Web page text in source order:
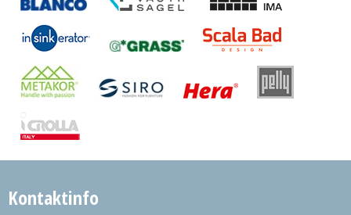
Kontaktinfo